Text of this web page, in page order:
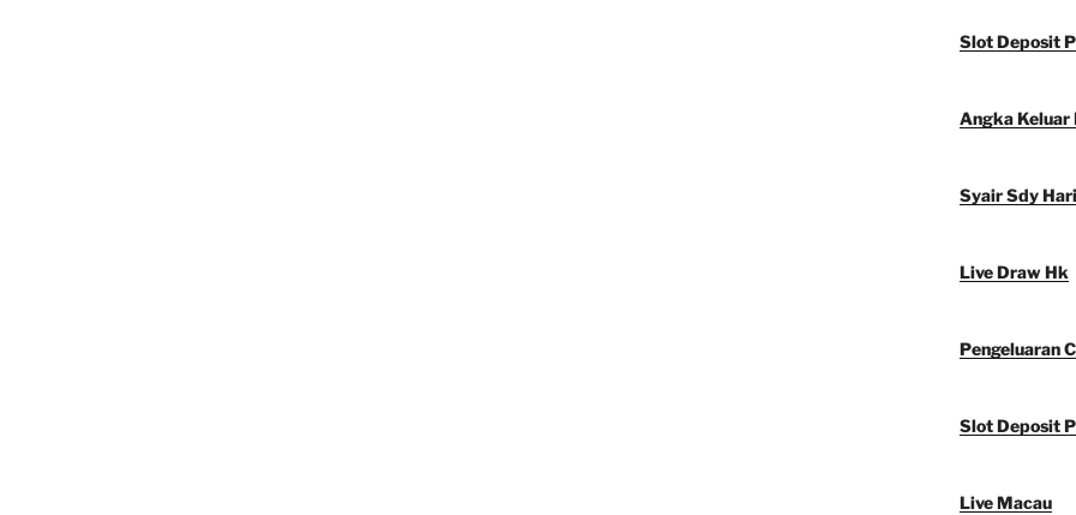
Slot Deposit
Angka Keluar
Syair Sdy
Live Draw Hk
Pengeluaran
Slot Deposit
Live Macau